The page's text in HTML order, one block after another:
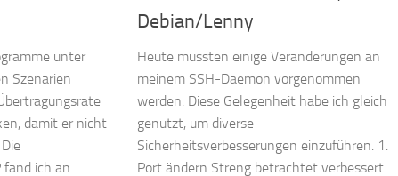
unter
Szenarien
damit er nicht
ich an...
Debian/Lenny
Heute mussten einige Veränderungen an
meinem SSH-Daemon vorgenommen
werden. Diese Gelegenheit habe ich gleich
genutzt, um diverse
Sicherheitsverbesserungen einzuführen. 1.
Port ändern Streng betrachtet verbessert